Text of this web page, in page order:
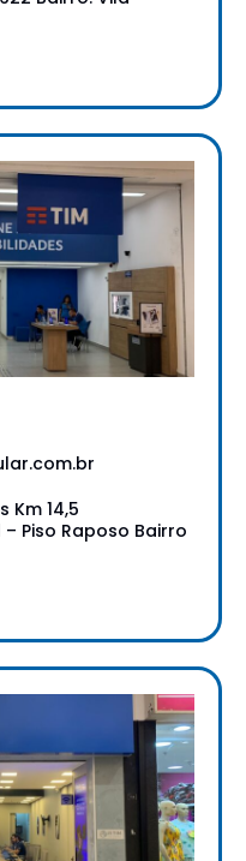
Km 14,5
Piso Raposo Bairro